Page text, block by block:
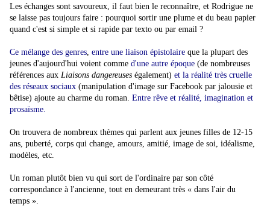
Les échanges sont savoureux, il faut bien le reconnaître, et Rodrigue ne
se laisse pas toujours faire : pourquoi sortir une plume et du beau papier
quand c'est si simple et si rapide par texto ou par email ?
Ce mélange des genres, entre une liaison épistolaire que la plupart des
jeunes d'aujourd'hui voient comme d'une autre époque (de nombreuses
références aux Liaisons dangereuses également) et la réalité très cruelle
des réseaux sociaux (manipulation d'image sur Facebook par jalousie et
bêtise) ajoute au charme du roman. Entre rêve et réalité, imagination et
prosaïsme.
On trouvera de nombreux thèmes qui parlent aux jeunes filles de 12-15
ans, puberté, corps qui change, amours, amitié, image de soi, idéalisme,
modèles, etc.
Un roman plutôt bien vu qui sort de l'ordinaire par son côté
correspondance à l'ancienne, tout en demeurant très « dans l'air du
temps ».